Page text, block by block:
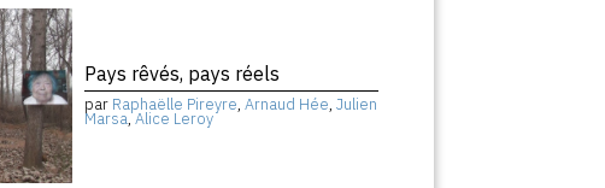
Pays rêvés, pays réels
par Raphaëlle Pireyre, Arnaud Hée, Julien
Marsa,Alice Leroy